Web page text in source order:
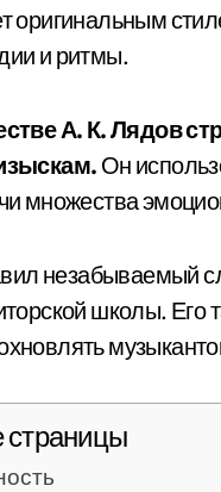
оригинальным
и ритмы.
А. К. Лядов
Он
множества
незабываемый
школы. Его